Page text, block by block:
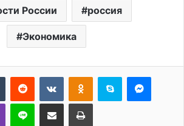
России россия
Экономика
Tumblr Reddit ВконтактеОдноклассники
Skype
Viber Line Поделиться через электронную почту Печатать